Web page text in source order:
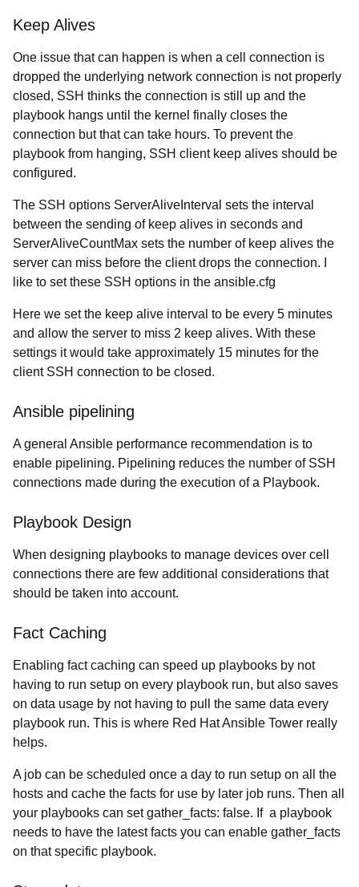
Keep Alives
One issue that can happen is when a cell connection is
dropped the underlying network connection is not properly
closed, SSH thinks the connection is still up and the
playbook hangs until the kernel finally closes the
connection but that can take hours. To prevent the
playbook from hanging, SSH client keep alives should be
configured.
The SSH options ServerAliveInterval sets the interval
between the sending of keep alives in seconds and
ServerAliveCountMax sets the number of keep alives the
server can miss before the client drops the connection. I
like to set these SSH options in the ansible.cfg
Here we set the keep alive interval to be every 5 minutes
and allow the server to miss 2 keep alives. With these
settings it would take approximately 15 minutes for the
client SSH connection to be closed.
Ansible pipelining
A general Ansible performance recommendation is to
enable pipelining. Pipelining reduces the number of SSH
connections made during the execution of a Playbook.
Playbook Design
When designing playbooks to manage devices over cell
connections there are few additional considerations that
should be taken into account.
Fact Caching
Enabling fact caching can speed up playbooks by not
having to run setup on every playbook run, but also saves
on data usage by not having to pull the same data every
playbook run. This is where Red Hat Ansible Tower really
helps.
A job can be scheduled once a day to run setup on all the
hosts and cache the facts for use by later job runs. Then all
your playbooks can set gather_facts: false. If a playbook
needs to have the latest facts you can enable gather_facts
on that specific playbook.